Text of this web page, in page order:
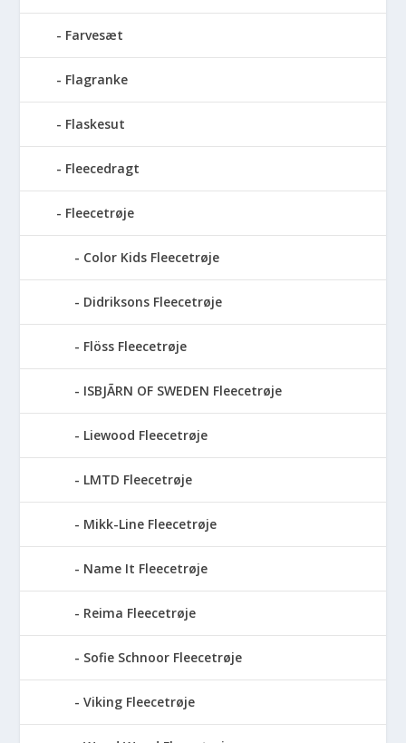
Farvesæt
Flagranke
Flaskesut
Fleecedragt
Fleecetrøje
Color Kids Fleecetrøje
Didriksons Fleecetrøje
Flöss Fleecetrøje
ISBJÃRN OF SWEDEN Fleecetrøje
Liewood Fleecetrøje
LMTD Fleecetrøje
Mikk-Line Fleecetrøje
Name It Fleecetrøje
Reima Fleecetrøje
Sofie Schnoor Fleecetrøje
Viking Fleecetrøje